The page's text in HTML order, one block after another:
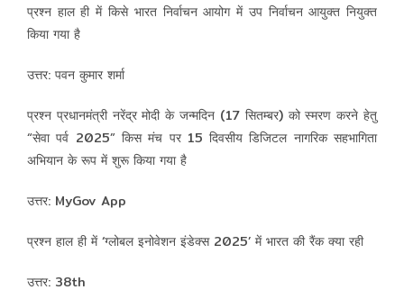
प्रश्न हाल ही में किसे भारत निर्वाचन आयोग में उप निर्वाचन आयुक्त नियुक्त
किया गया है
उत्तर: पवन कुमार शर्मा
प्रश्न प्रधानमंत्री नरेंद्र मोदी के जन्मदिन (17 सितम्बर) को स्मरण करने हेतु
“सेवा पर्व 2025” किस मंच पर 15 दिवसीय डिजिटल नागरिक सहभागिता
अभियान के रूप में शुरू किया गया है
उत्तर: MyGov App
प्रश्न हाल ही में ‘ग्लोबल इनोवेशन इंडेक्स 2025’ में भारत की रैंक क्या रही
उत्तर: 38th